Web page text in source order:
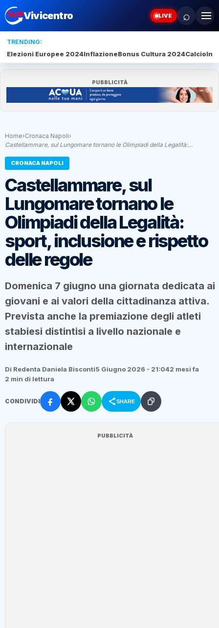
Vivicentro LIVE ⌕
TRENDING:
Elezioni Europee 2024InflazioneBonus Cultura 2024Calcio
PUBBLICITÀ
Home›Cronaca Napoli›
Castellammare, sul Lungomare tornano le Olimpiadi della Legalità:…
CRONACA NAPOLI
Castellammare, sul
Lungomare tornano le
Olimpiadi della Legalità:
sport, inclusione e rispetto
delle regole
Domenica 7 giugno una giornata dedicata ai
giovani e ai valori della cittadinanza attiva.
Prevista anche la premiazione degli atleti
stabiesi distintisi a livello nazionale e
internazionale
Di Redenta Daniela Bisconti5 Giugno 2026 - 21:042 mesi fa
2 min di lettura
CONDIVIDI SHARE
PUBBLICITÀ